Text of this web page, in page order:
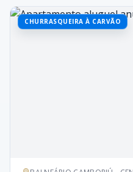
CHURRASQUEIRA À CARVÃO